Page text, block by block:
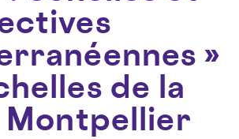
»
de la
Montpellier